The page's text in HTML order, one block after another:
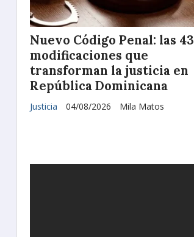
Nuevo Código Penal: las 43
modificaciones que
transforman la justicia en
República Dominicana
Mila Matos
Justicia 04/08/2026